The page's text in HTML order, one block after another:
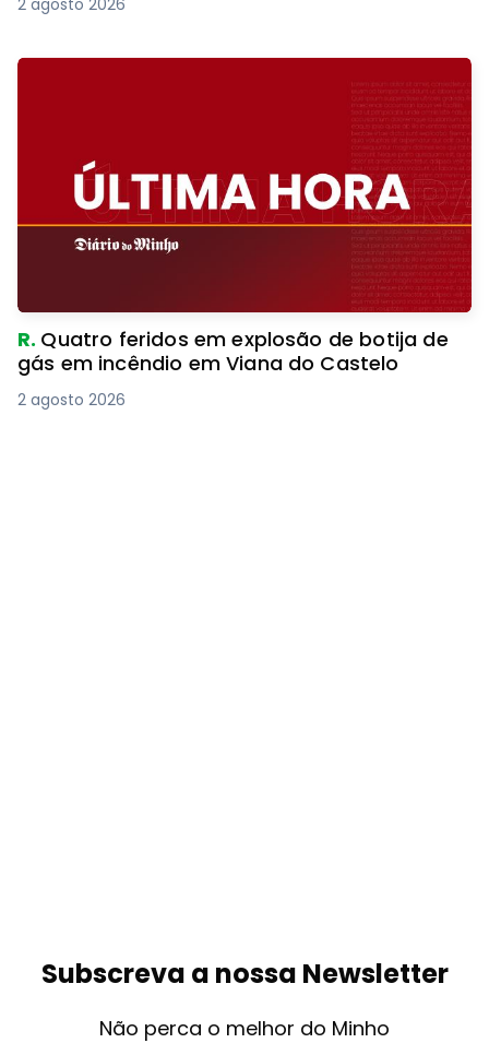
R. Quatro feridos em explosão de botija de
gás em incêndio em Viana do Castelo
2 agosto 2026
Subscreva a nossa Newsletter
Não perca o melhor do Minho